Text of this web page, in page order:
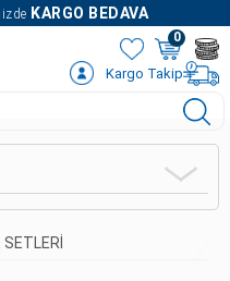
KARGO BEDAVA
0
Kargo Takip
SETLERI